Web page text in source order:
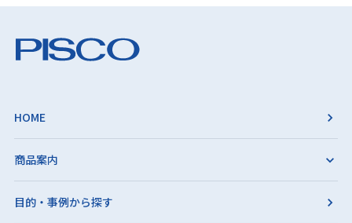
HOME
商品案内
目的・事例から探す